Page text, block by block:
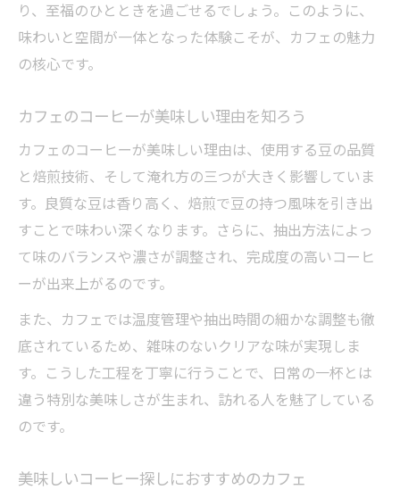
り、至福のひとときを過ごせるでしょう。このように、
味わいと空間が一体となった体験こそが、カフェの魅力
の核心です。
カフェのコーヒーが美味しい理由を知ろう
カフェのコーヒーが美味しい理由は、使用する豆の品質
と焙煎技術、そして淹れ方の三つが大きく影響していま
す。良質な豆は香り高く、焙煎で豆の持つ風味を引き出
すことで味わい深くなります。さらに、抽出方法によっ
て味のバランスや濃さが調整され、完成度の高いコーヒ
ーが出来上がるのです。
また、カフェでは温度管理や抽出時間の細かな調整も徹
底されているため、雑味のないクリアな味が実現しま
す。こうした工程を丁寧に行うことで、日常の一杯とは
違う特別な美味しさが生まれ、訪れる人を魅了している
のです。
美味しいコーヒー探しにおすすめのカフェ